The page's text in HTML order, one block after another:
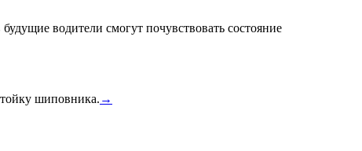
водители смогут почувствовать состояние
шиповника. →